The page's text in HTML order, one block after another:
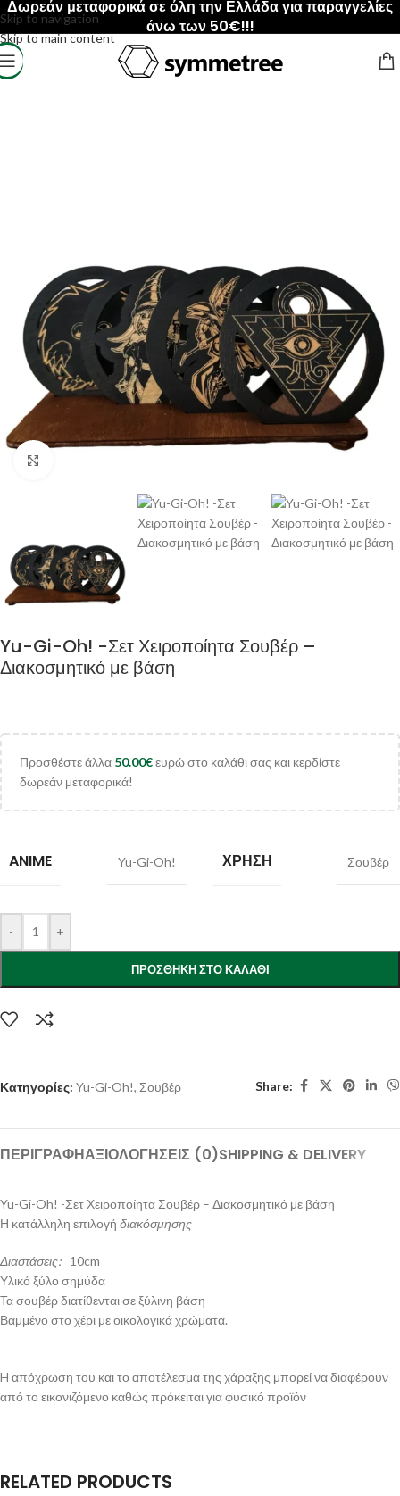
Skip to navigation
Skip to main content
Δωρεάν μεταφορικά σε όλη την Ελλάδα για παραγγελίες
άνω των 50€!!!
Αρχική σελίδα ΠΡΟΙΟΝΤΑ/Σουβέρ
Yu-Gi-Oh! -Σετ Χειροποίητα Σουβέρ –
Διακοσμητικό με βάση
Προσθέστε άλλα 50.00€ευρώ στο καλάθι σας και κερδίστε
δωρεάν μεταφορικά!
ANIME Yu-Gi-Oh! ΧΡΉΣΗ Σουβέρ
- +
ΠΡΟΣΘΉΚΗ ΣΤΟ ΚΑΛΆΘΙ
Κατηγορίες: Yu-Gi-Oh!, Σουβέρ Share:
ΠΕΡΙΓΡΑΦΉΑΞΙΟΛΟΓΉΣΕΙΣ (0)SHIPPING & DELIVERY
Yu-Gi-Oh! -Σετ Χειροποίητα Σουβέρ – Διακοσμητικό με βάση
Η κατάλληλη επιλογή διακόσμησης
Διαστάσεις: 10cm
Υλικό ξύλο σημύδα
Τα σουβέρ διατίθενται σε ξύλινη βάση
Βαμμένο στο χέρι με οικολογικά χρώματα.
H απόχρωση του και το αποτέλεσμα της χάραξης μπορεί να διαφέρουν
από το εικονιζόμενο καθώς πρόκειται για φυσικό προϊόν
RELATED PRODUCTS